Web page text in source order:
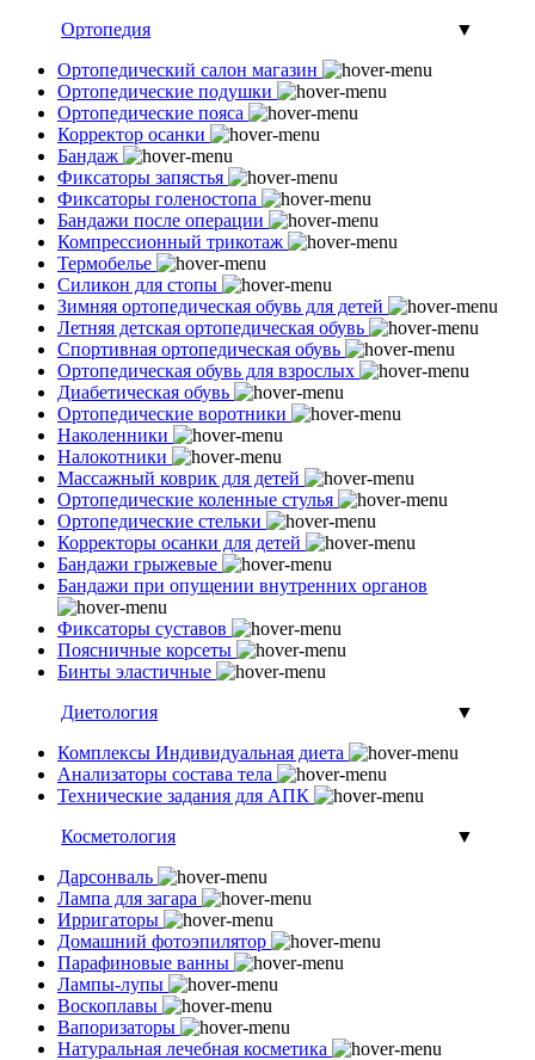
Ортопедия
▼
Ортопедический салон магазин
Ортопедические подушки
Ортопедические пояса
Корректор осанки
Бандаж
Фиксаторы запястья
Фиксаторы голеностопа
Бандажи после операции
Компрессионный трикотаж
Термобелье
Силикон для стопы
Зимняя ортопедическая обувь для детей
Летняя детская ортопедическая обувь
Спортивная ортопедическая обувь
Ортопедическая обувь для взрослых
Диабетическая обувь
Ортопедические воротники
Наколенники
Налокотники
Массажный коврик для детей
Ортопедические коленные стулья
Ортопедические стельки
Корректоры осанки для детей
Бандажи грыжевые
Бандажи при опущении внутренних органов
Фиксаторы суставов
Поясничные корсеты
Бинты эластичные
Диетология
▼
Комплексы Индивидуальная диета
Анализаторы состава тела
Технические задания для АПК
Косметология
▼
Дарсонваль
Лампа для загара
Ирригаторы
Домашний фотоэпилятор
Парафиновые ванны
Лампы-лупы
Воскоплавы
Вапоризаторы
Натуральная лечебная косметика